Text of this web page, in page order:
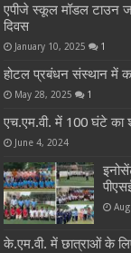
एपीजे स्कूल मॉडल टाउन
दिवस
January 10, 2025 1
होटल प्रबंधन संस्थान में
May 28, 2025 1
एच.एम.वी. में 100 घंटे का
June 4, 2024
के.एम.वी. में छात्राओं के